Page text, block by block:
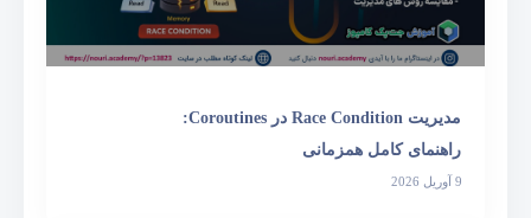
مدیریت Race Condition در Coroutines:
راهنمای کامل همزمانی
9 آوریل 2026